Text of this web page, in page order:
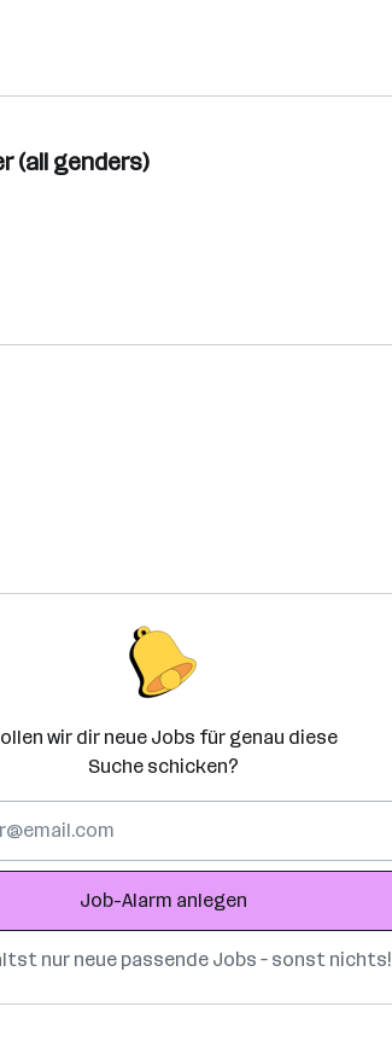
(all genders)
wir dir neue Jobs für genau diese
Suche schicken?
Job-Alarm anlegen
nur neue passende Jobs – sonst nichts!